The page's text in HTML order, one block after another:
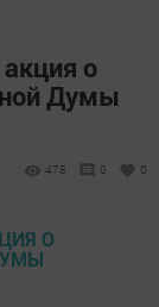
о
Думы
478 0 0